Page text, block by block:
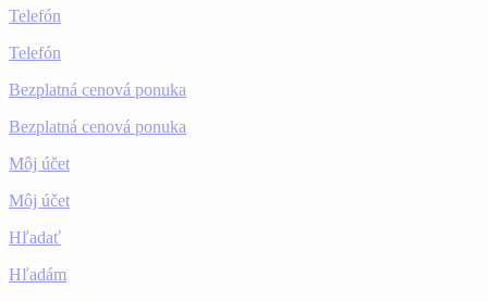
Telefón
Telefón
Bezplatná cenová ponuka
Bezplatná cenová ponuka
Môj účet
Môj účet
Hľadať
Hľadám